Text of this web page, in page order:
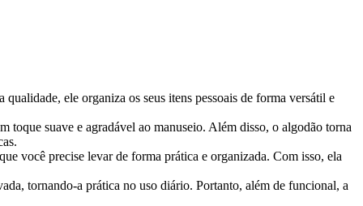
ele organiza os seus itens pessoais de forma versátil e
toque suave e agradável ao manuseio. Além disso, o algodão torna
você precise levar de forma prática e organizada. Com isso, ela
tornando-a prática no uso diário. Portanto, além de funcional, a